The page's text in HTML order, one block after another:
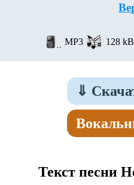
MP3 128
⇓
Текст песни